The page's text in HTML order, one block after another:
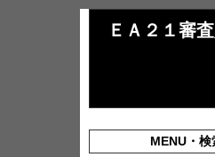
ＥＡ２１審
MENU・検